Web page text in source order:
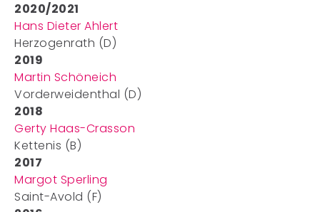
2020/2021
Hans Dieter Ahlert
Herzogenrath (D)
2019
Martin Schöneich
Vorderweidenthal (D)
2018
Gerty Haas-Crasson
Kettenis (B)
2017
Margot Sperling
Saint-Avold (F)